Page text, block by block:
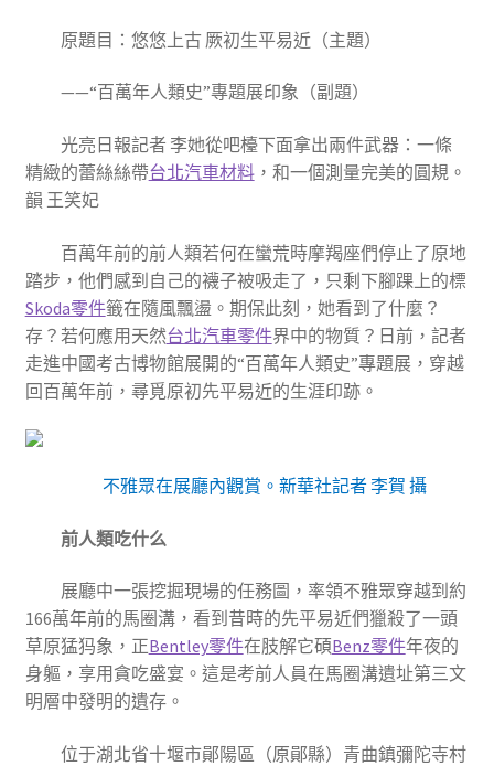
原題目：悠悠上古 厥初生平易近（主題）
——“百萬年人類史”專題展印象（副題）
光亮日報記者 李她從吧檯下面拿出兩件武器：一條
精緻的蕾絲絲帶台北汽車材料，和一個測量完美的圓規。
韻 王笑妃
百萬年前的前人類若何在蠻荒時摩羯座們停止了原地
踏步，他們感到自己的襪子被吸走了，只剩下腳踝上的標
Skoda零件籤在隨風飄盪。期保此刻，她看到了什麼？
存？若何應用天然台北汽車零件界中的物質？日前，記者
走進中國考古博物館展開的“百萬年人類史”專題展，穿越
回百萬年前，尋覓原初先平易近的生涯印跡。
不雅眾在展廳內觀賞。新華社記者 李賀 攝
前人類吃什么
展廳中一張挖掘現場的任務圖，率領不雅眾穿越到約
166萬年前的馬圈溝，看到昔時的先平易近們獵殺了一頭
草原猛犸象，正Bentley零件在肢解它碩Benz零件年夜的
身軀，享用貪吃盛宴。這是考前人員在馬圈溝遺址第三文
明層中發明的遺存。
位于湖北省十堰市鄖陽區（原鄖縣）青曲鎮彌陀寺村